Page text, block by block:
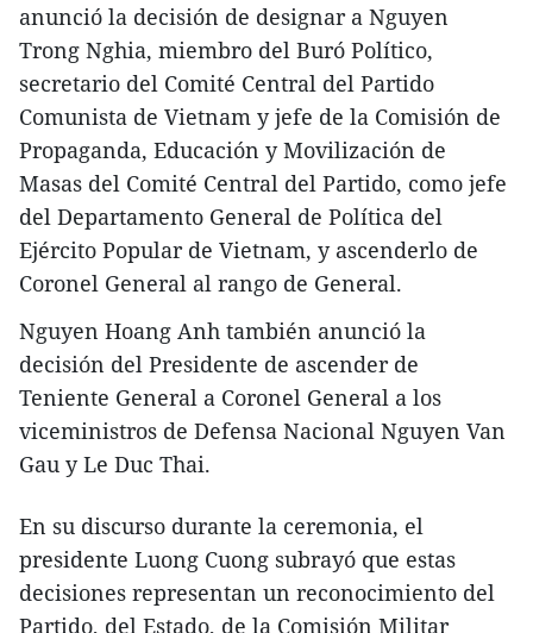
anunció la decisión de designar a Nguyen
Trong Nghia, miembro del Buró Político,
secretario del Comité Central del Partido
Comunista de Vietnam y jefe de la Comisión de
Propaganda, Educación y Movilización de
Masas del Comité Central del Partido, como jefe
del Departamento General de Política del
Ejército Popular de Vietnam, y ascenderlo de
Coronel General al rango de General.
Nguyen Hoang Anh también anunció la
decisión del Presidente de ascender de
Teniente General a Coronel General a los
viceministros de Defensa Nacional Nguyen Van
Gau y Le Duc Thai.
En su discurso durante la ceremonia, el
presidente Luong Cuong subrayó que estas
decisiones representan un reconocimiento del
Partido, del Estado, de la Comisión Militar